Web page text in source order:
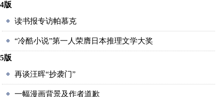
4版
读书报专访帕慕克
“冷酷小说”第一人荣膺日本推理文学大奖
5版
再谈汪晖“抄袭门”
一幅漫画背景及作者道歉